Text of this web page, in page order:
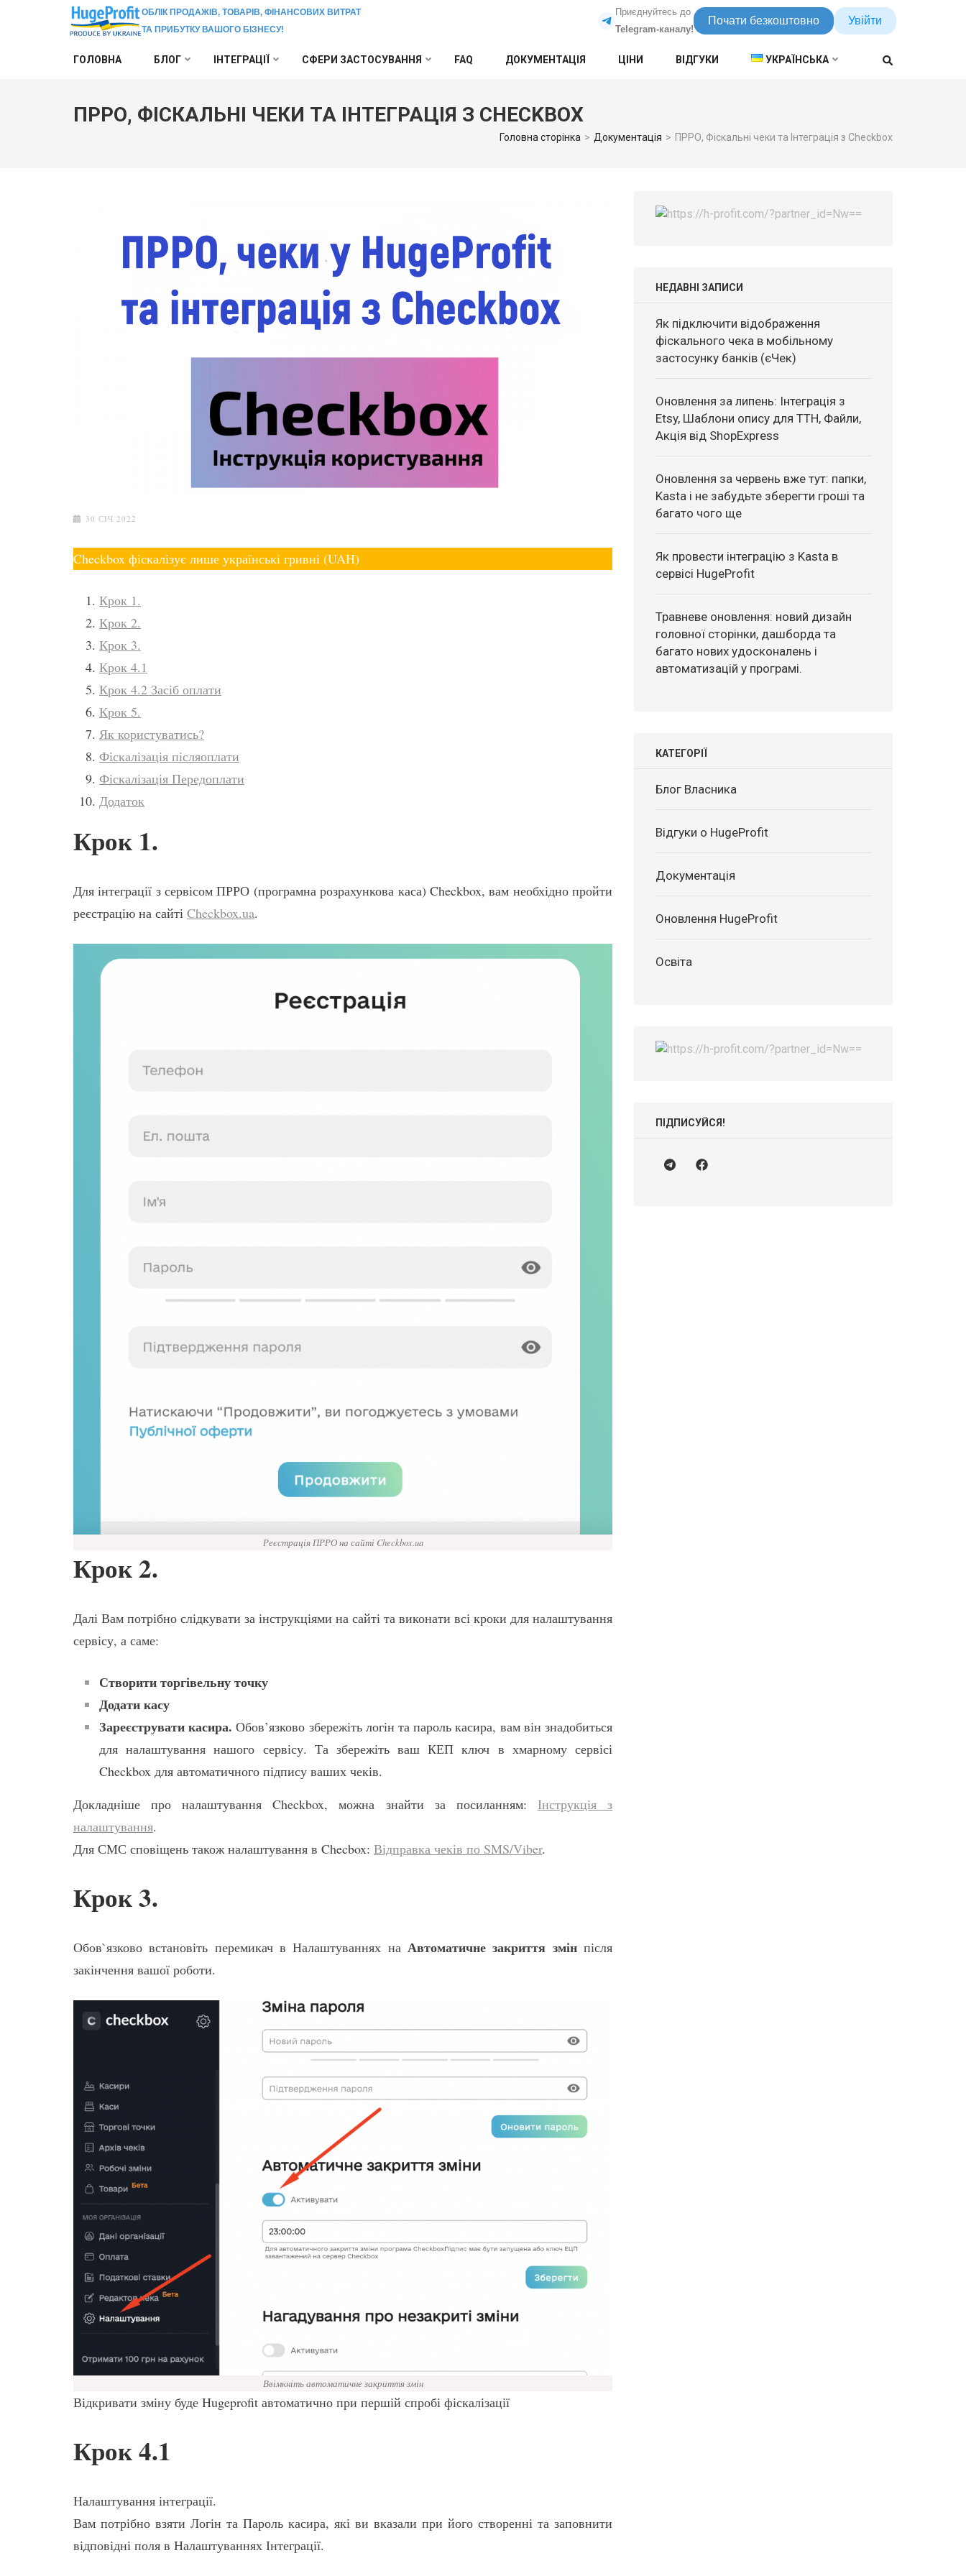
ОБЛІК ПРОДАЖІВ, ТОВАРІВ, ФІНАНСОВИХ ВИТРАТ
ТА ПРИБУТКУ ВАШОГО БІЗНЕСУ!
Приєднуйтесь до
Telegram-каналу!
Почати безкоштовно Увійти
ГОЛОВНА БЛОГ ІНТЕГРАЦІЇ СФЕРИ ЗАСТОСУВАННЯ FAQ ДОКУМЕНТАЦІЯ ЦІНИ ВІДГУКИ УКРАЇНСЬКА
ПРРО, ФІСКАЛЬНІ ЧЕКИ ТА ІНТЕГРАЦІЯ З CHECKBOX
Головна сторінка > Документація > ПРРО, Фіскальні чеки та Інтеграція з Checkbox
30 СІЧ 2022
Checkbox фіскалізує лише українські гривні (UAH)
Крок 1.
Крок 2.
Крок 3.
Крок 4.1
Крок 4.2 Засіб оплати
Крок 5.
Як користуватись?
Фіскалізація післяоплати
Фіскалізація Передоплати
Додаток
Крок 1.
Для інтеграції з сервісом ПРРО (програмна розрахункова каса) Checkbox, вам необхідно пройти
реєстрацію на сайті Checkbox.ua.
Реєстрація ПРРО на сайті Checkbox.ua
Крок 2.
Далі Вам потрібно слідкувати за інструкціями на сайті та виконати всі кроки для налаштування
сервісу, а саме:
Створити торгівельну точку
Додати касу
Зареєструвати касира. Обов’язково збережіть логін та пароль касира, вам він знадобиться
для налаштування нашого сервісу. Та збережіть ваш КЕП ключ в хмарному сервісі
Checkbox для автоматичного підпису ваших чеків.
Докладніше про налаштування Checkbox, можна знайти за посиланням: Інструкція з
налаштування.
Для СМС сповіщень також налаштування в Checbox: Відправка чеків по SMS/Viber.
Крок 3.
Обов`язково встановіть перемикач в Налаштуваннях наАвтоматичне закриття змінпісля
закінчення вашої роботи.
Ввімкніть автоматичне закриття змін
Відкривати зміну буде Hugeprofit автоматично при першій спробі фіскалізації
Крок 4.1
Налаштування інтеграції.
Вам потрібно взяти Логін та Пароль касира, які ви вказали при його створенні та заповнити
відповідні поля в Налаштуваннях Інтеграції.
НЕДАВНІ ЗАПИСИ
Як підключити відображення
фіскального чека в мобільному
застосунку банків (єЧек)
Оновлення за липень: Інтеграція з
Etsy, Шаблони опису для ТТН, Файли,
Акція від ShopExpress
Оновлення за червень вже тут: папки,
Kasta і не забудьте зберегти гроші та
багато чого ще
Як провести інтеграцію з Kasta в
сервісі HugeProfit
Травневе оновлення: новий дизайн
головної сторінки, дашборда та
багато нових удосконалень і
автоматизацій у програмі.
КАТЕГОРІЇ
Блог Власника
Відгуки о HugeProfit
Документація
Оновлення HugeProfit
Освіта
ПІДПИСУЙСЯ!